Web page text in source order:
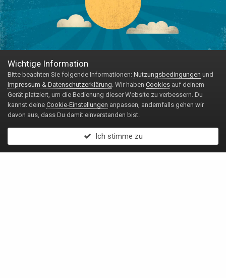
Wichtige Information
Bitte beachten Sie folgende Informationen: Nutzungsbedingungen und
Impressum & Datenschutzerklärung. Wir haben Cookies auf deinem
Gerät platziert, um die Bedienung dieser Website zu verbessern. Du
kannst deine Cookie-Einstellungen anpassen, andernfalls gehen wir
davon aus, dass Du damit einverstanden bist.
Ich stimme zu